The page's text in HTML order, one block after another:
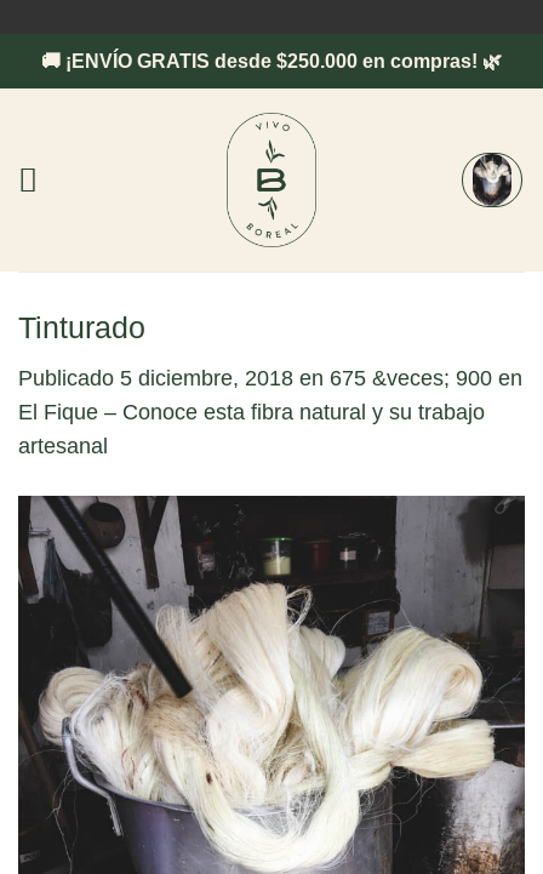
contenido
🚚 ¡ENVÍO GRATIS desde $250.000 en compras! 🌿
Tinturado
Publicado 5 diciembre, 2018 en 675 &veces; 900 en
El Fique – Conoce esta fibra natural y su trabajo
artesanal